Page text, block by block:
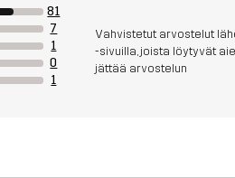
81
7
1
0
1
Vahvistetut arvostelut
-sivuilla, joista löytyvät
jättää arvostelun